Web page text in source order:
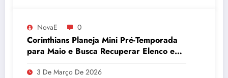
NovaE 0
Corinthians Planeja Mini Pré-Temporada
para Maio e Busca Recuperar Elenco e
Desempenho
3 De Março De 2026